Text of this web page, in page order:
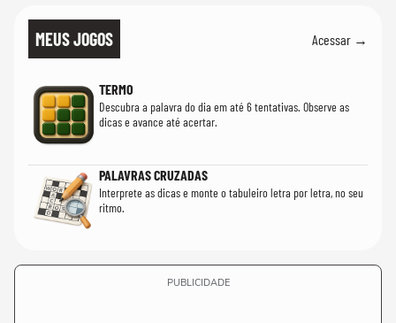
MEUS JOGOS Acessar →
TERMO
Descubra a palavra do dia em até 6 tentativas. Observe as
dicas e avance até acertar.
PALAVRAS CRUZADAS
Interprete as dicas e monte o tabuleiro letra por letra, no seu
ritmo.
PUBLICIDADE